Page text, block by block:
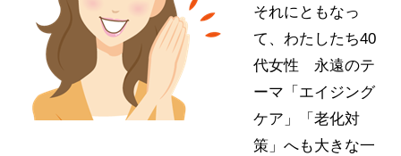
それにともなっ
て、わたしたち40
代女性 永遠のテ
ーマ「エイジング
ケア」「老化対
策」へも大きな一